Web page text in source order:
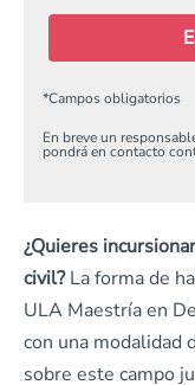
*Campos obligatorios
En breve un
pondrá en contacto
¿Quieres
civil?La forma de
ULA Maestría en
con una modalidad
sobre este campo